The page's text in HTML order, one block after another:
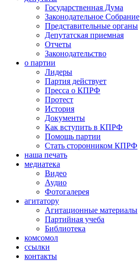
Государственная Дума
Законодательное Собрание
Представительные органы
Депутатская приемная
Отчеты
Законодательство
о партии
Лидеры
Партия действует
Пресса о КПРФ
Протест
История
Документы
Как вступить в КПРФ
Помощь партии
Стать сторонником КПРФ
наша печать
медиатека
Видео
Аудио
Фотогалерея
агитатору
Агитационные материалы
Партийная учеба
Библиотека
комсомол
ссылки
контакты